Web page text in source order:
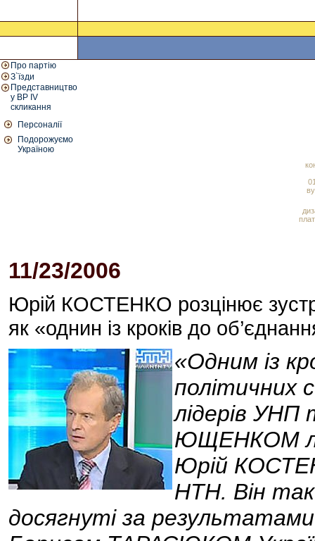
Про партію
З`їзди
Представництво
у ВР IV
скликання
Персоналії
Подорожуємо
Україною
11/23/2006
Юрій КОСТЕНКО розцінює
як «однин із кроків до
«Одним із
політичних
лідерів
ЮЩЕНКОМ
Юрій
НТН. Він
досягнуті за